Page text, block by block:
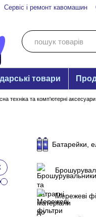
Сервіс і ремонт кавомашин
товари
техніка та комп'ютерні аксесуари
Батарейки,
Мережеві